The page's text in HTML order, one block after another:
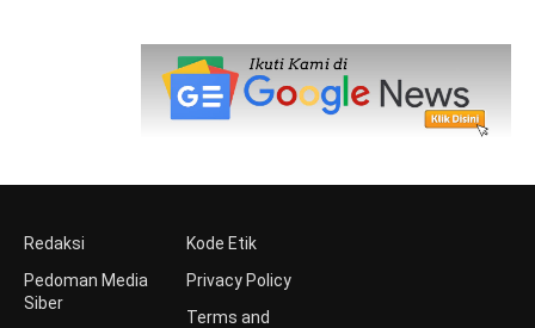
Redaksi
Pedoman Media
Siber
Kode Etik
Privacy Policy
Terms and